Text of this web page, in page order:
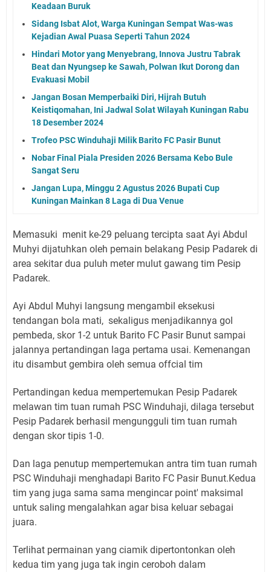
Keadaan Buruk
Sidang Isbat Alot, Warga Kuningan Sempat Was-was
Kejadian Awal Puasa Seperti Tahun 2024
Hindari Motor yang Menyebrang, Innova Justru Tabrak
Beat dan Nyungsep ke Sawah, Polwan Ikut Dorong dan
Evakuasi Mobil
Jangan Bosan Memperbaiki Diri, Hijrah Butuh
Keistiqomahan, Ini Jadwal Solat Wilayah Kuningan Rabu
18 Desember 2024
Trofeo PSC Winduhaji Milik Barito FC Pasir Bunut
Nobar Final Piala Presiden 2026 Bersama Kebo Bule
Sangat Seru
Jangan Lupa, Minggu 2 Agustus 2026 Bupati Cup
Kuningan Mainkan 8 Laga di Dua Venue
Memasuki menit ke-29 peluang tercipta saat Ayi Abdul
Muhyi dijatuhkan oleh pemain belakang Pesip Padarek di
area sekitar dua puluh meter mulut gawang tim Pesip
Padarek.
Ayi Abdul Muhyi langsung mengambil eksekusi
tendangan bola mati, sekaligus menjadikannya gol
pembeda, skor 1-2 untuk Barito FC Pasir Bunut sampai
jalannya pertandingan laga pertama usai. Kemenangan
itu disambut gembira oleh semua offcial tim
Pertandingan kedua mempertemukan Pesip Padarek
melawan tim tuan rumah PSC Winduhaji, dilaga tersebut
Pesip Padarek berhasil mengungguli tim tuan rumah
dengan skor tipis 1-0.
Dan laga penutup mempertemukan antra tim tuan rumah
PSC Winduhaji menghadapi Barito FC Pasir Bunut.Kedua
tim yang juga sama sama mengincar point' maksimal
untuk saling mengalahkan agar bisa keluar sebagai
juara.
Terlihat permainan yang ciamik dipertontonkan oleh
kedua tim yang juga tak ingin ceroboh dalam